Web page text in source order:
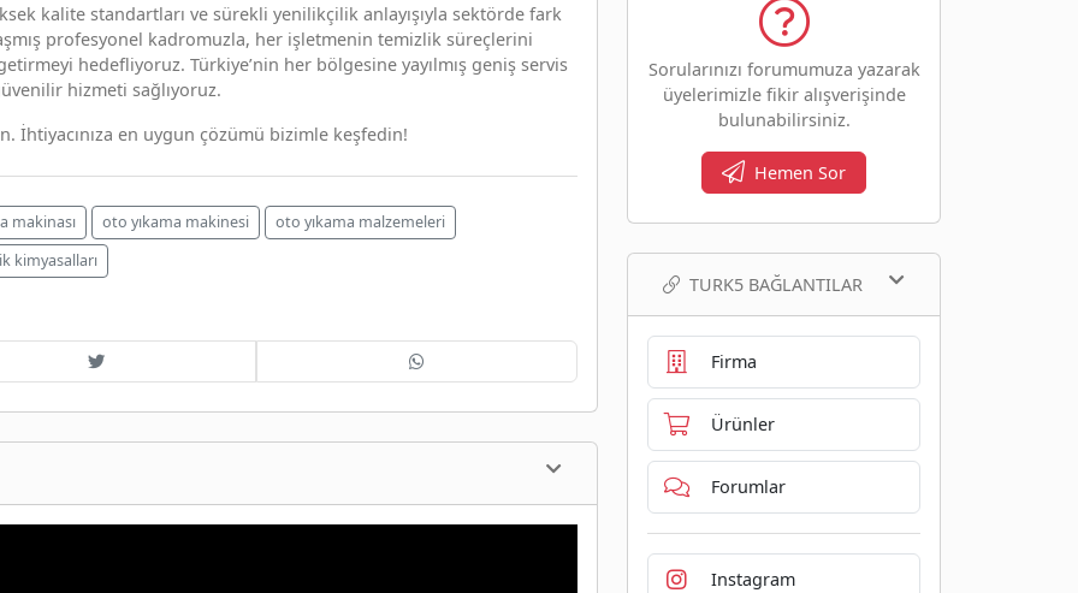
kalite standartları ve sürekli yenilikçilik anlayışıyla sektörde fark
profesyonel kadromuzla, her işletmenin temizlik süreçlerini
hedefliyoruz. Türkiye’nin her bölgesine yayılmış geniş servis
hizmeti sağlıyoruz.
İhtiyacınıza en uygun çözümü bizimle keşfedin!
makinası oto yıkama makinesi
oto yıkama malzemeleri
kimyasalları
Sorularınızı forumumuza yazarak
üyelerimizle fikir alışverişinde
bulunabilirsiniz.
Hemen Sor
TURK5 BAĞLANTILAR
Firma
Ürünler
Forumlar
Instagram